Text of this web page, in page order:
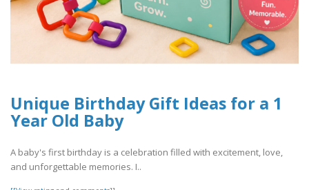
Unique Birthday Gift Ideas for a 1
Year Old Baby
A baby's first birthday is a celebration filled with excitement, love,
and unforgettable memories. I..